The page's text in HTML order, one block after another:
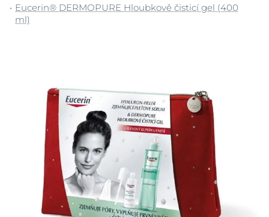
Eucerin® DERMOPURE Hloubkově čisticí gel (400
ml)